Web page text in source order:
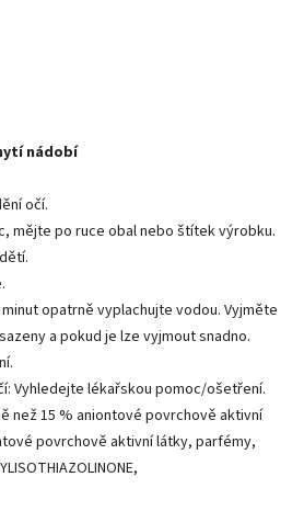
nádobí
očí.
mějte po ruce obal nebo štítek výrobku.
minut opatrně vyplachujte vodou. Vyjměte
a pokud je lze vyjmout snadno.
Vyhledejte lékařskou pomoc/ošetření.
než 15 % aniontové povrchově aktivní
povrchově aktivní látky, parfémy,